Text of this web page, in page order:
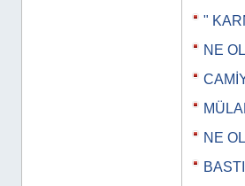
"
NE
NE